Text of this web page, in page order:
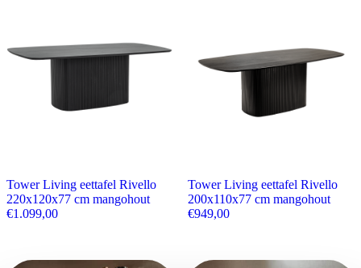
Tower Living eettafel Rivello
220x120x77 cm mangohout
€1.099,00
Tower Living eettafel Rivello
200x110x77 cm mangohout
€949,00